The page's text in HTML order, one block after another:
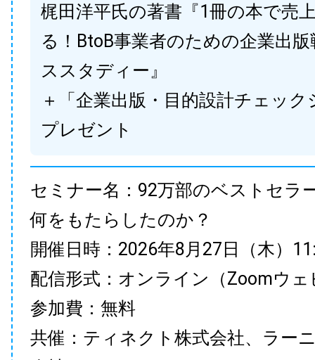
梶田洋平氏の著書『1冊の本で売
る！BtoB事業者のための企業出
ススタディー』
＋「企業出版・目的設計チェック
プレゼント
セミナー名：92万部のベストセラ
何をもたらしたのか？
開催日時：2026年8月27日（木）
配信形式：オンライン（Zoomウェ
参加費：無料
共催：ティネクト株式会社、ラー